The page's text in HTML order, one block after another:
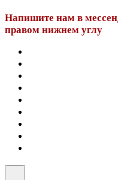
Напишите нам в
правом нижнем углу